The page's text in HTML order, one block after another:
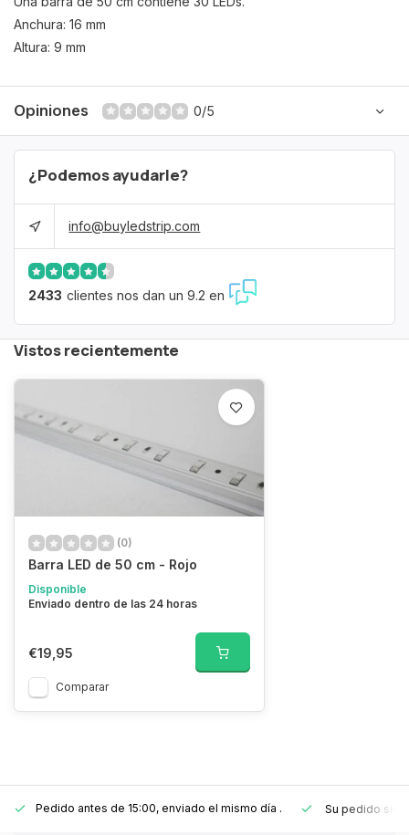
Anchura: 16 mm
Altura: 9 mm
Opiniones 0/5
¿Podemos ayudarle?
info@buyledstrip.com
2433 clientes nos dan un 9.2 en
Vistos recientemente
(0)
Barra LED de 50 cm - Rojo
Disponible
Enviado dentro de las 24 horas
€19,95
Comparar
Pedido antes de 15:00, enviado el mismo día . Su pedido